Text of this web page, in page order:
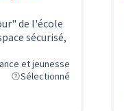
de l'école
sécurisé,
et jeunesse
Sélectionné